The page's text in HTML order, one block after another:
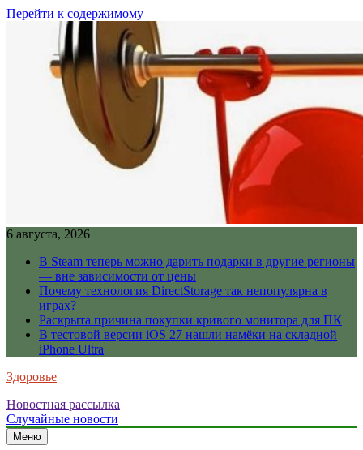
Перейти к содержимому
6 августа, 2026
В Steam теперь можно дарить подарки в другие регионы
— вне зависимости от цены
Почему технология DirectStorage так непопулярна в
играх?
Раскрыта причина покупки кривого монитора для ПК
В тестовой версии iOS 27 нашли намёки на складной
iPhone Ultra
Здоровье
Новостная рассылка
Случайные новости
Меню